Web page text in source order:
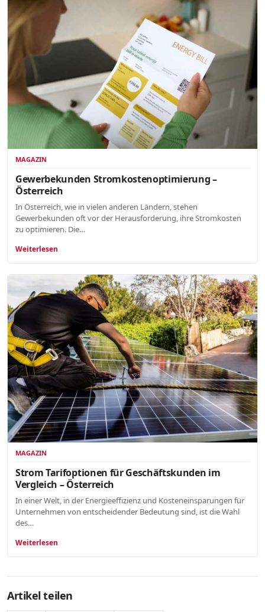
MAGAZIN
Gewerbekunden Stromkostenoptimierung –
Österreich
In Österreich, wie in vielen anderen Ländern, stehen
Gewerbekunden oft vor der Herausforderung, ihre Stromkosten
zu optimieren. Die…
Weiterlesen
MAGAZIN
Strom Tarifoptionen für Geschäftskunden im
Vergleich – Österreich
In einer Welt, in der Energieeffizienz und Kosteneinsparungen für
Unternehmen von entscheidender Bedeutung sind, ist die Wahl
des…
Weiterlesen
Artikel teilen